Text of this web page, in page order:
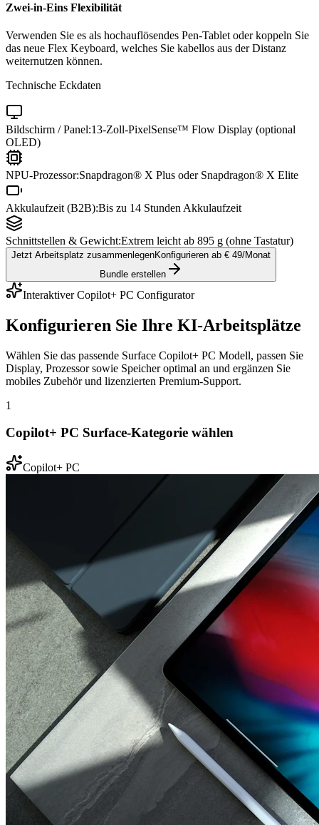
Zwei-in-Eins Flexibilität
Verwenden Sie es als hochauflösendes Pen-Tablet oder koppeln Sie
das neue Flex Keyboard, welches Sie kabellos aus der Distanz
weiternutzen können.
Technische Eckdaten
Bildschirm / Panel:13-Zoll-PixelSense™ Flow Display (optional
OLED)
NPU-Prozessor:Snapdragon® X Plus oder Snapdragon® X Elite
Akkulaufzeit (B2B):Bis zu 14 Stunden Akkulaufzeit
Schnittstellen & Gewicht:Extrem leicht ab 895 g (ohne Tastatur)
Jetzt Arbeitsplatz zusammenlegenKonfigurieren ab € 49/Monat
Bundle erstellen
Interaktiver Copilot+ PC Configurator
Konfigurieren Sie Ihre KI-Arbeitsplätze
Wählen Sie das passende Surface Copilot+ PC Modell, passen Sie
Display, Prozessor sowie Speicher optimal an und ergänzen Sie
mobiles Zubehör und lizenzierten Premium-Support.
1
Copilot+ PC Surface-Kategorie wählen
Copilot+ PC